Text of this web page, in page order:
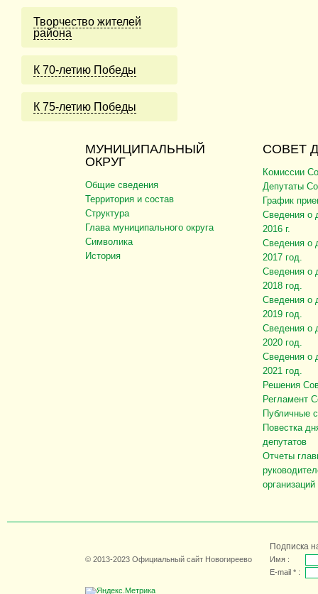
Творчество жителей
района
К 70-летию Победы
К 75-летию Победы
МУНИЦИПАЛЬНЫЙ
ОКРУГ
Общие сведения
Территория и состав
Структура
Глава муниципального округа
Символика
История
СОВЕТ
Комиссии
Депутаты
График
Сведения о
2016 г.
Сведения о
2017 год.
Сведения о
2018 год.
Сведения о
2019 год.
Сведения о
2020 год.
Сведения о
2021 год.
Решения
Регламент
Публичные
Повестка
депутатов
Отчеты
организаций
© 2013-2023 Официальный сайт Новогиреево
Подписка
Имя :
E-mail * :